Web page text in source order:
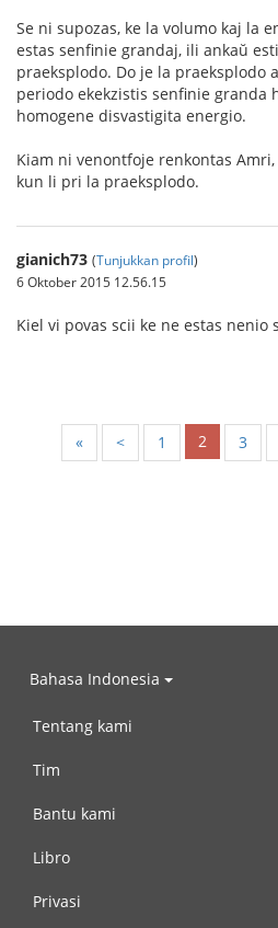
Se ni supozas, ke la volumo kaj la
estas senfinie grandaj, ili ankaŭ
praeksplodo. Do je la praeksplodo
periodo ekekzistis senfinie granda
homogene disvastigita energio.
Kiam ni venontfoje renkontas
kun li pri la praeksplodo.
gianich73 (Tunjukkan profil)
6 Oktober 2015 12.56.15
Kiel vi povas scii ke ne estas nenio
« < 1 2 3
Bahasa Indonesia
Tentang kami
Tim
Bantu kami
Libro
Privasi